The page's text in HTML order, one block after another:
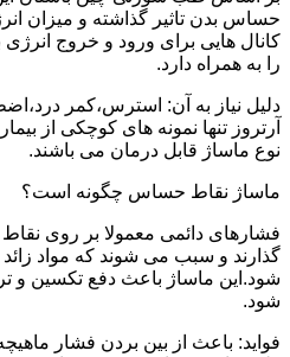
حساس بدن تاثیر گذاشته و میزان
کانال هایی برای ورود و خروج
را به همراه دارد.
دلیل نیاز به آن: استرس،کمر
آرتروز تنها نمونه های کوچکی از
نوع ماساژ قابل درمان می باشند.
ماساژ نقاط حساس چگونه است؟
فشارهای دائمی معمولا بر روی
گذارند و سبب می شوند که مواد
شود.این ماساژ باعث دفع تکسین و
شود.
فواید: باعث از بین بردن فشار